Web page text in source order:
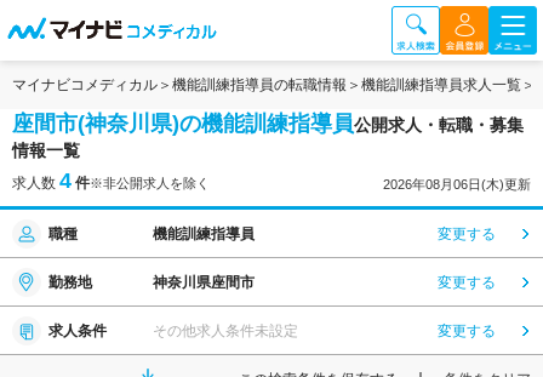
マイナビコメディカル 機能訓練指導員の転職情報 機能訓練指導員求人一覧
座間市(神奈川県)の機能訓練指導員公開求人・転職・募集
情報一覧
求人数 4 件※非公開求人を除く 2026年08月06日(木)更新
職種 機能訓練指導員 変更する
勤務地 神奈川県座間市 変更する
求人条件 その他求人条件未設定 変更する